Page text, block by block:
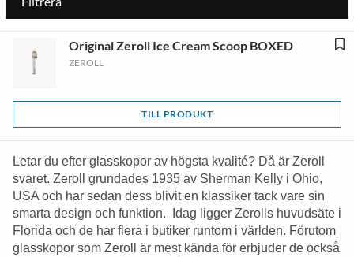
Original Zeroll Ice Cream Scoop BOXED
ZEROLL
TILL PRODUKT
Letar du efter glasskopor av högsta kvalité? Då är Zeroll
svaret. Zeroll grundades 1935 av Sherman Kelly i Ohio,
USA och har sedan dess blivit en klassiker tack vare sin
smarta design och funktion.  Idag ligger Zerolls huvudsäte i
Florida och de har flera i butiker runtom i världen. Förutom
glasskopor som Zeroll är mest kända för erbjuder de också